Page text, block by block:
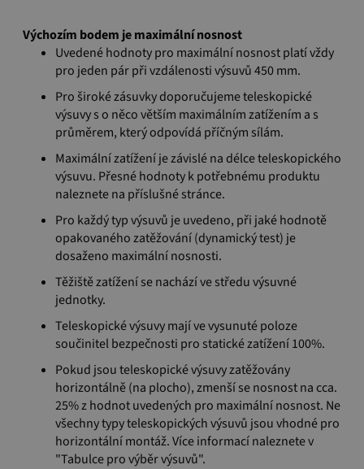
Výchozím bodem je maximálnínosnost
Uvedené hodnoty pro maximální nosnost platí vždy
pro jeden pár při vzdálenosti výsuvů 450 mm.
Pro široké zásuvky doporučujeme teleskopické
výsuvy s o něco větším maximálním zatížením a s
průměrem, který odpovídá příčným sílám.
Maximální zatížení je závislé na délce teleskopického
výsuvu. Přesné hodnoty k potřebnému produktu
naleznete na příslušné stránce.
Pro každý typ výsuvů je uvedeno, při jaké hodnotě
opakovaného zatěžování (dynamický test) je
dosaženo maximální nosnosti.
Těžiště zatížení se nachází ve středu výsuvné
jednotky.
Teleskopické výsuvy mají ve vysunuté poloze
součinitel bezpečnosti pro statické zatížení 100%.
Pokud jsou teleskopické výsuvy zatěžovány
horizontálně (na plocho), zmenší se nosnost na cca.
25% z hodnot uvedených pro maximální nosnost. Ne
všechny typy teleskopických výsuvů jsou vhodné pro
horizontální montáž. Více informací naleznete v
"Tabulce pro výběr výsuvů".